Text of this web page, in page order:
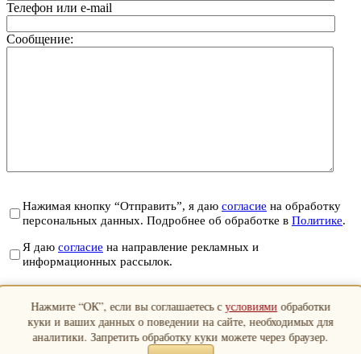
Телефон или e-mail
Сообщение:
Нажимая кнопку “Отправить”, я даю согласие на обработку
персональных данных. Подробнее об обработке в Политике.
Я даю согласие на направление рекламных и
информационных рассылок.
Отправить
Закрыть
Нажмите “ОК”, если вы соглашаетесь сусловиями обработки
куки и ваших данных о поведении на сайте, необходимых для
аналитики. Запретить обработку куки можете через браузер.